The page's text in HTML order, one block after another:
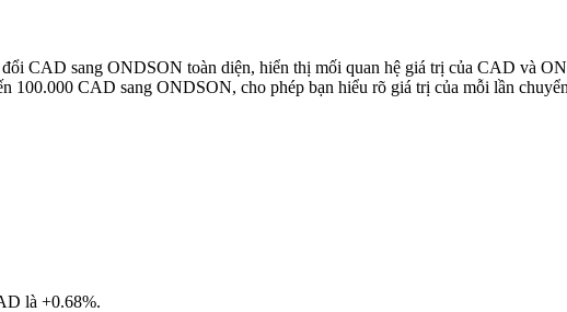
CAD sang ONDSON toàn diện, hiển thị mối quan hệ giá trị của CAD và
100.000 CAD sang ONDSON, cho phép bạn hiểu rõ giá trị của mỗi lần
là +0.68%.